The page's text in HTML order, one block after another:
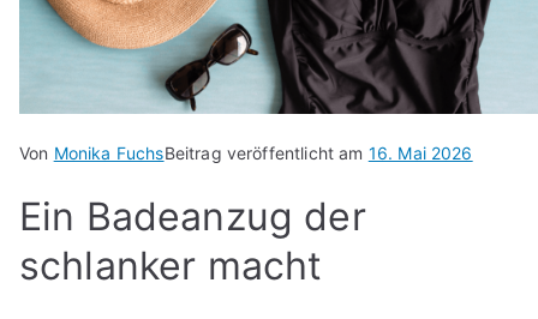
Von Monika FuchsBeitrag veröffentlicht am 16. Mai 2026
Ein Badeanzug der
schlanker macht